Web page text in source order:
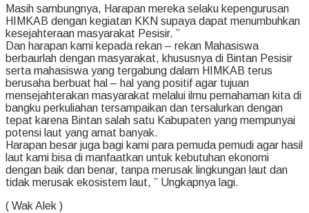
Masih sambungnya, Harapan mereka selaku kepengurusan
HIMKAB dengan kegiatan KKN supaya dapat menumbuhkan
kesejahteraan masyarakat Pesisir. ”
Dan harapan kami kepada rekan – rekan Mahasiswa
berbaurlah dengan masyarakat, khususnya di Bintan Pesisir
serta mahasiswa yang tergabung dalam HIMKAB terus
berusaha berbuat hal – hal yang positif agar tujuan
mensejahterakan masyarakat melalui ilmu pemahaman kita di
bangku perkuliahan tersampaikan dan tersalurkan dengan
tepat karena Bintan salah satu Kabupaten yang mempunyai
potensi laut yang amat banyak.
Harapan besar juga bagi kami para pemuda pemudi agar hasil
laut kami bisa di manfaatkan untuk kebutuhan ekonomi
dengan baik dan benar, tanpa merusak lingkungan laut dan
tidak merusak ekosistem laut, ” Ungkapnya lagi.
( Wak Alek )